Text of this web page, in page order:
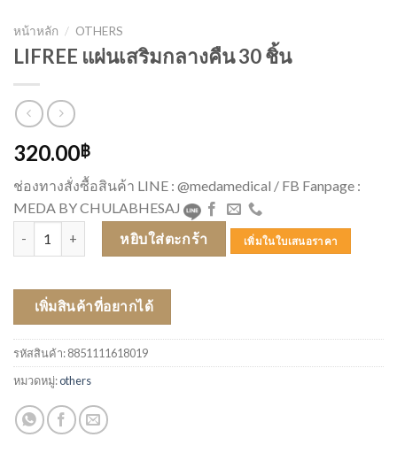
หน้าหลัก / OTHERS
LIFREE แผ่นเสริมกลางคืน 30 ชิ้น
320.00฿
ช่องทางสั่งซื้อสินค้า LINE : @medamedical / FB Fanpage :
MEDA BY CHULABHESAJ
จำนวน LIFREE แผ่นเสริมกลางคืน 30 ชิ้น ชิ้น
หยิบใส่ตะกร้า เพิ่มในใบเสนอราคา
เพิ่มสินค้าที่อยากได้
รหัสสินค้า:8851111618019
หมวดหมู่:others